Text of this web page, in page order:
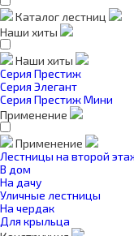
Каталог лестниц
Наши хиты
Наши хиты
Серия Престиж
Серия Элегант
Серия Престиж Мини
Применение
Применение
Лестницы на второй
В дом
На дачу
Уличные лестницы
На чердак
Для крыльца